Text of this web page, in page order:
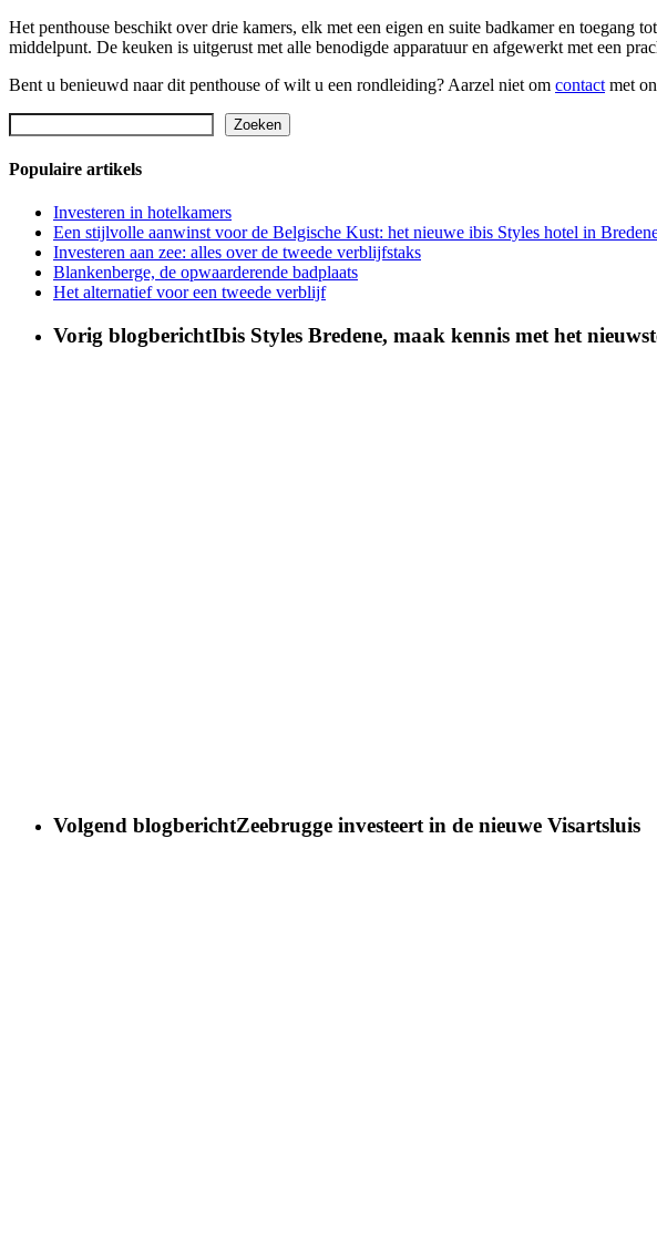
Het penthouse beschikt over drie kamers, elk met een eigen en suite badkamer en toegang
middelpunt. De keuken is uitgerust met alle benodigde apparatuur en afgewerkt met een
Bent u benieuwd naar dit penthouse of wilt u een rondleiding? Aarzel niet om contact met
Zoeken
Zoeken
Populaire artikels
Investeren in hotelkamers­­­­
Een stijlvolle aanwinst voor de Belgische Kust: het nieuwe ibis Styles hotel in
Investeren aan zee: alles over de tweede verblijfstaks
Blankenberge, de opwaarderende badplaats
Het alternatief voor een tweede verblijf
Vorig blogberichtIbis Styles Bredene, maak kennis met het
Volgend blogberichtZeebrugge investeert in de nieuwe Visartsluis